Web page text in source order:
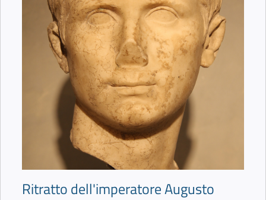
Ritratto dell'imperatore Augusto